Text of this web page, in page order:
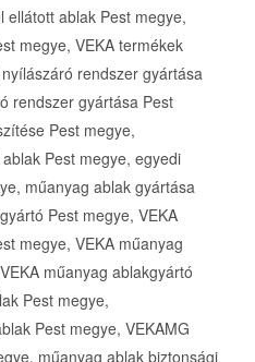
ellátott ablak Pest megye,
megye, VEKA termékek
rendszer gyártása
rendszer gyártása Pest
Pest megye,
Pest megye, egyedi
műanyag ablak gyártása
Pest megye, VEKA
megye, VEKA műanyag
műanyag ablakgyártó
Pest megye,
Pest megye, VEKAMG
műanyag ablak biztonsági